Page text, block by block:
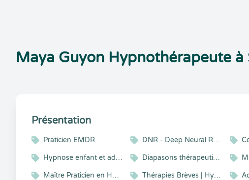
Maya Guyon Hypnothérapeute
Présentation
Praticien EMDR DNR - Deep Neural Repatterning
Hypnose enfant et adolescent Diapasons thérapeutiques
Maître Praticien en Hypnose Thérapies Brèves | Hypnose | Coaching